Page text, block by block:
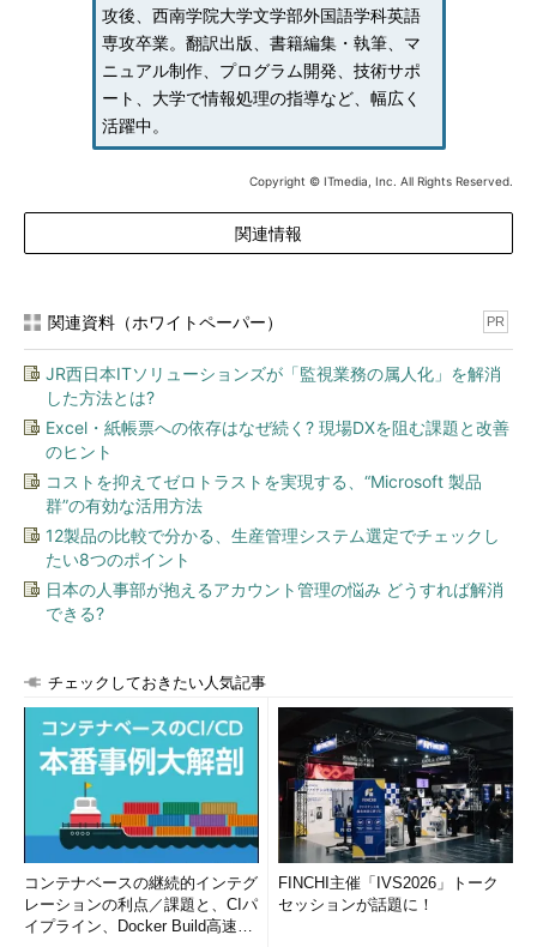
攻後、西南学院大学文学部外国語学科英語
専攻卒業。翻訳出版、書籍編集・執筆、マ
ニュアル制作、プログラム開発、技術サポ
ート、大学で情報処理の指導など、幅広く
活躍中。
Copyright © ITmedia, Inc. All Rights Reserved.
関連情報
関連資料（ホワイトペーパー） PR
JR西日本ITソリューションズが「監視業務の属人化」を解消
した方法とは?
Excel・紙帳票への依存はなぜ続く? 現場DXを阻む課題と改善
のヒント
コストを抑えてゼロトラストを実現する、“Microsoft 製品
群”の有効な活用方法
12製品の比較で分かる、生産管理システム選定でチェックし
たい8つのポイント
日本の人事部が抱えるアカウント管理の悩み どうすれば解消
できる?
チェックしておきたい人気記事
コンテナベースの継続的インテグ
レーションの利点／課題と、CIパ
イプライン、Docker Build高速化
FINCHI主催「IVS2026」トーク
セッションが話題に！